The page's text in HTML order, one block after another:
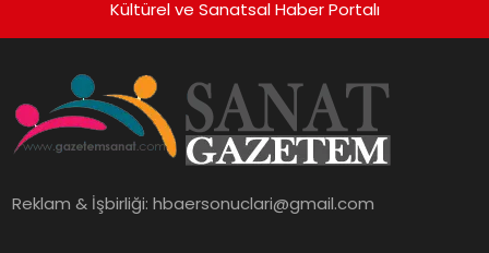
Kültürel ve Sanatsal Haber Portalı
Reklam & İşbirliği:hbaersonuclari@gmail.com